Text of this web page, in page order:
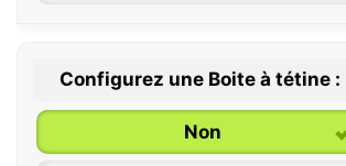
Configurez une Boite à tétine :
Non